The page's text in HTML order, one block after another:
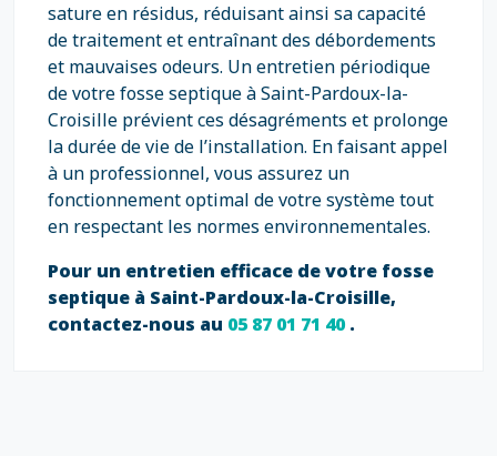
sature en résidus, réduisant ainsi sa capacité
de traitement et entraînant des débordements
et mauvaises odeurs. Un entretien périodique
de votre fosse septique à Saint-Pardoux-la-
Croisille prévient ces désagréments et prolonge
la durée de vie de l’installation. En faisant appel
à un professionnel, vous assurez un
fonctionnement optimal de votre système tout
en respectant les normes environnementales.
Pour un entretien efficace de votre fosse
septique à Saint-Pardoux-la-Croisille,
contactez-nous au 05 87 01 71 40.